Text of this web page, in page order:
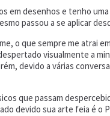
desenhos e tenho
passou a se aplicar
o que sempre me atrai
visualmente a
devido a várias
que passam
devido sua arte feia é o